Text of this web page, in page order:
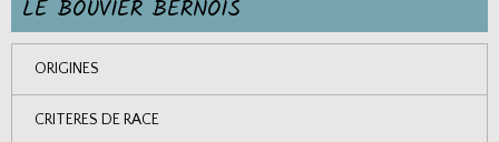
LE BOUVIER BERNOIS
ORIGINES
CRITERES DE RACE